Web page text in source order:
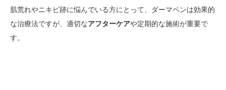
肌荒れやニキビ跡に悩んでいる方にとって、ダーマペンは効果的
な治療法ですが、適切なアフターケアや定期的な施術が重要で
す。